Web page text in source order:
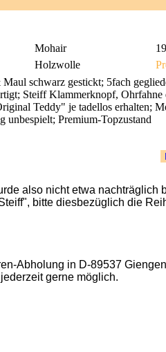
Mohair
Holzwolle
schwarz gestickt; 5fach
Steiff Klammerknopf, Ohrfahne
Teddy" je tadellos erhalten;
unbespielt; Premium-Topzustand
also nicht etwa nachträglich
bitte diesbezüglich die
Abholung in D-89537
gerne möglich.